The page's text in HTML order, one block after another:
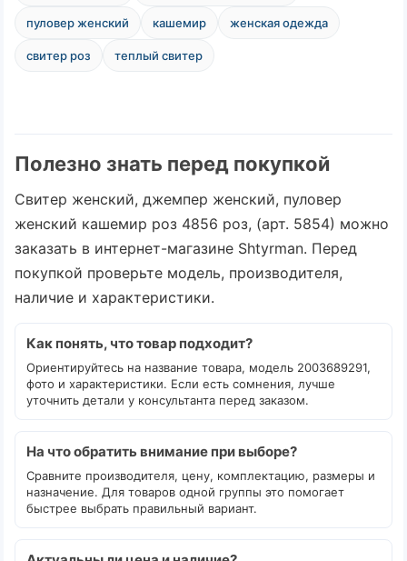
пуловер женский кашемир женская одежда
свитер роз теплый свитер
Полезно знать перед покупкой
Свитер женский, джемпер женский, пуловер
женский кашемир роз 4856 роз, (арт. 5854) можно
заказать в интернет-магазине Shtyrman. Перед
покупкой проверьте модель, производителя,
наличие и характеристики.
Как понять, что товар подходит?
Ориентируйтесь на название товара, модель 2003689291,
фото и характеристики. Если есть сомнения, лучше
уточнить детали у консультанта перед заказом.
На что обратить внимание при выборе?
Сравните производителя, цену, комплектацию, размеры и
назначение. Для товаров одной группы это помогает
быстрее выбрать правильный вариант.